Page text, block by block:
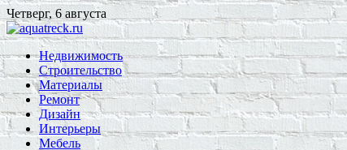
Четверг, 6 августа
Недвижимость
Строительство
Материалы
Ремонт
Дизайн
Интерьеры
Мебель